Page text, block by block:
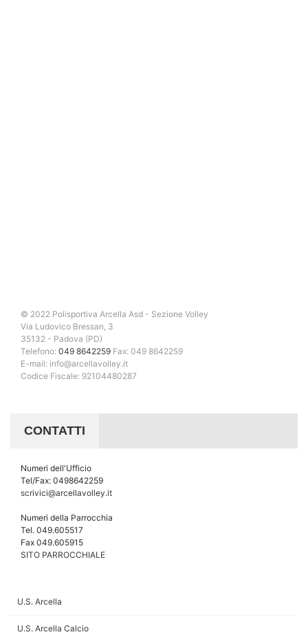
© 2022 Polisportiva Arcella Asd - Sezione Volley
Via Ludovico Bressan, 3
35132 - Padova (PD)
Telefono: 049 8642259 Fax: 049 8642259
E-mail: info@arcellavolley.it
Codice Fiscale: 92104480287
CONTATTI
Numeri dell'Ufficio
Tel/Fax: 0498642259
scrivici@arcellavolley.it
Numeri della Parrocchia
Tel. 049.605517
Fax 049.605915
SITO PARROCCHIALE
U.S. Arcella
U.S. Arcella Calcio